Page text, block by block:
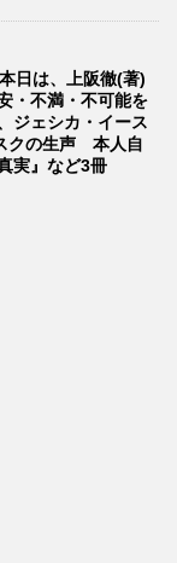
日は、上阪徹(著)
・不満・不可能を
ジェシカ・イース
クの生声 本人自
実』など3冊